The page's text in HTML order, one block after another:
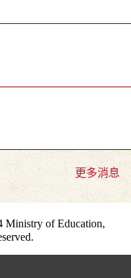
更多消息
of Education,